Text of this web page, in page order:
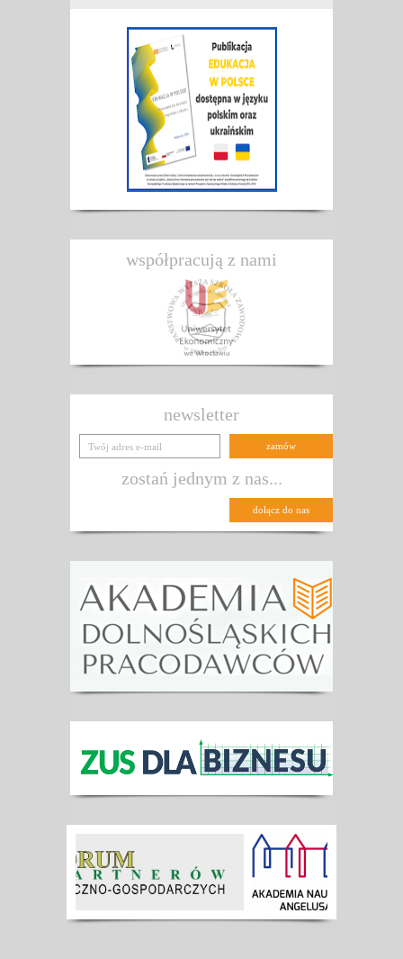
współpracują z nami
newsletter
zostań jednym z nas...